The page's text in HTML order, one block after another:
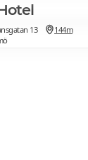
13
144m